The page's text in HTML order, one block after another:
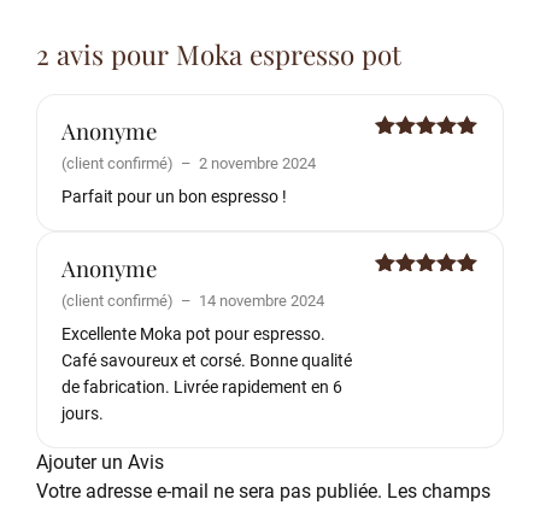
2 avis pour Moka espresso pot
Anonyme
(client confirmé) – 2 novembre 2024
Parfait pour un bon espresso !
Anonyme
(client confirmé) – 14 novembre 2024
Excellente Moka pot pour espresso.
Café savoureux et corsé. Bonne qualité
de fabrication. Livrée rapidement en 6
jours.
Ajouter un Avis
Votre adresse e-mail ne sera pas publiée. Les champs